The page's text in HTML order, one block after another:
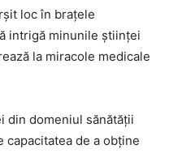
loc în brațele
intrigă minunile științei
la miracole medicale
din domeniul sănătății
de a obține